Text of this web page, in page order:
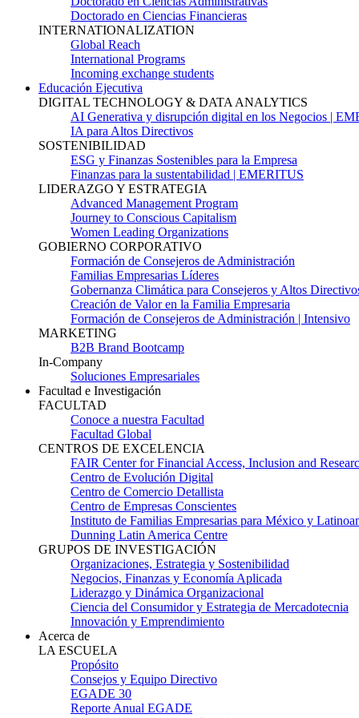
Doctorado en Ciencias Financieras
INTERNATIONALIZATION
Global Reach
International Programs
Incoming exchange students
Educación Ejecutiva
DIGITAL TECHNOLOGY & DATA ANALYTICS
AI Generativa y disrupción digital en los Negocios |
IA para Altos Directivos
SOSTENIBILIDAD
ESG y Finanzas Sostenibles para la Empresa
Finanzas para la sustentabilidad | EMERITUS
LIDERAZGO Y ESTRATEGIA
Advanced Management Program
Journey to Conscious Capitalism
Women Leading Organizations
GOBIERNO CORPORATIVO
Formación de Consejeros de Administración
Familias Empresarias Líderes
Gobernanza Climática para Consejeros y Altos
Creación de Valor en la Familia Empresaria
Formación de Consejeros de Administración | Intensivo
MARKETING
B2B Brand Bootcamp
In-Company
Soluciones Empresariales
Facultad e Investigación
FACULTAD
Conoce a nuestra Facultad
Facultad Global
CENTROS DE EXCELENCIA
FAIR Center for Financial Access, Inclusion and
Centro de Evolución Digital
Centro de Comercio Detallista
Centro de Empresas Conscientes
Instituto de Familias Empresarias para México y
Dunning Latin America Centre
GRUPOS DE INVESTIGACIÓN
Organizaciones, Estrategia y Sostenibilidad
Negocios, Finanzas y Economía Aplicada
Liderazgo y Dinámica Organizacional
Ciencia del Consumidor y Estrategia de Mercadotecnia
Innovación y Emprendimiento
Acerca de
LA ESCUELA
Propósito
Consejos y Equipo Directivo
EGADE 30
Reporte Anual EGADE